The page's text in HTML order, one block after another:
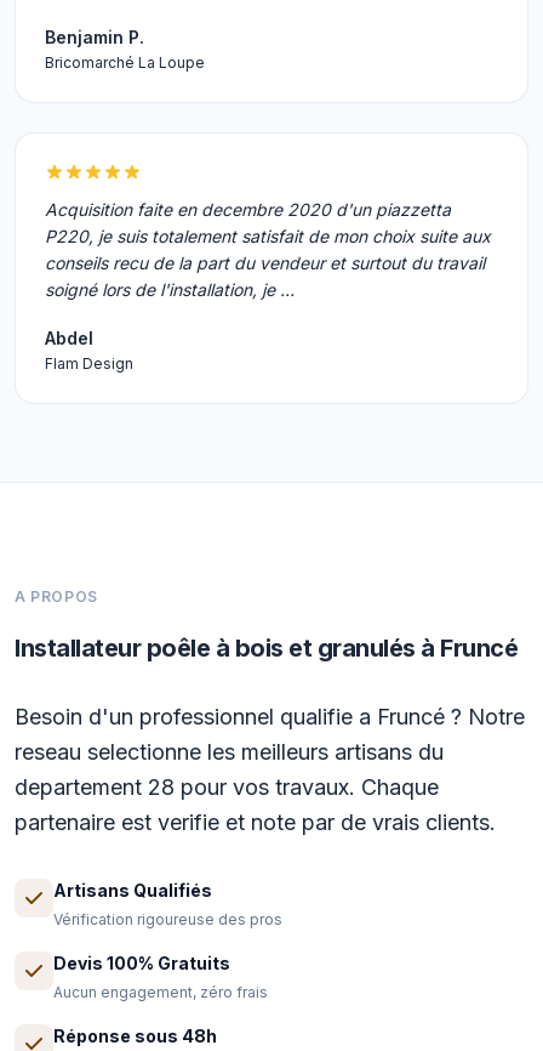
Benjamin P.
Bricomarché La Loupe
Acquisition faite en decembre 2020 d'un piazzetta
P220, je suis totalement satisfait de mon choix suite aux
conseils recu de la part du vendeur et surtout du travail
soigné lors de l'installation, je …
Abdel
Flam Design
A PROPOS
Installateur poêle à bois et granulés à Fruncé
Besoin d'un professionnel qualifie a Fruncé ? Notre
reseau selectionne les meilleurs artisans du
departement 28 pour vos travaux. Chaque
partenaire est verifie et note par de vrais clients.
Artisans Qualifiés
Vérification rigoureuse des pros
Devis 100% Gratuits
Aucun engagement, zéro frais
Réponse sous 48h